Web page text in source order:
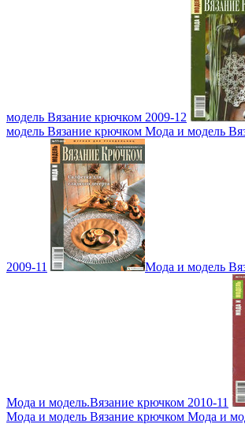
модель Вязание крючком 2009-12
модель Вязание крючком Мода и модель
2009-11 Мода и модель
Мода и модель.Вязание крючком 2010-11
Мода и модель Вязание крючком Мода и